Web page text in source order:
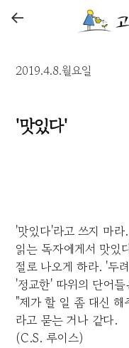
←
2019.4.8.월요일
'맛있다'
'맛있다'라고 쓰지 마라.
읽는 독자에게서 맛있
절로 나오게 하라. '두
'정교한' 따위의 단어
"제가 할 일 좀 대신 해
라고 묻는 거나 같다.
(C.S. 루이스)